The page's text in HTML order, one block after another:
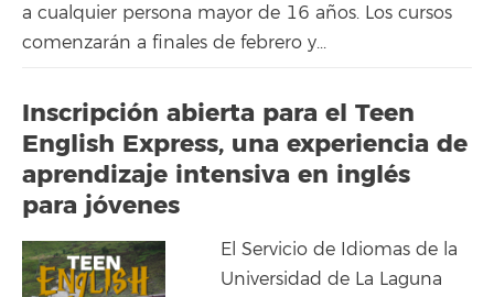
a cualquier persona mayor de 16 años. Los cursos
comenzarán a finales de febrero y...
Inscripción abierta para el Teen
English Express, una experiencia de
aprendizaje intensiva en inglés
para jóvenes
El Servicio de Idiomas de la
Universidad de La Laguna